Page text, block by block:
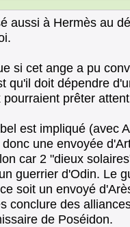
aussi à Hermès au
si cet ange a pu
qu'il doit dépendre
pourraient prêter
est impliqué (avec
une envoyée
car 2 "dieux
guerrier d'Odin. Le
soit un envoyé
conclure des
de Poséidon.